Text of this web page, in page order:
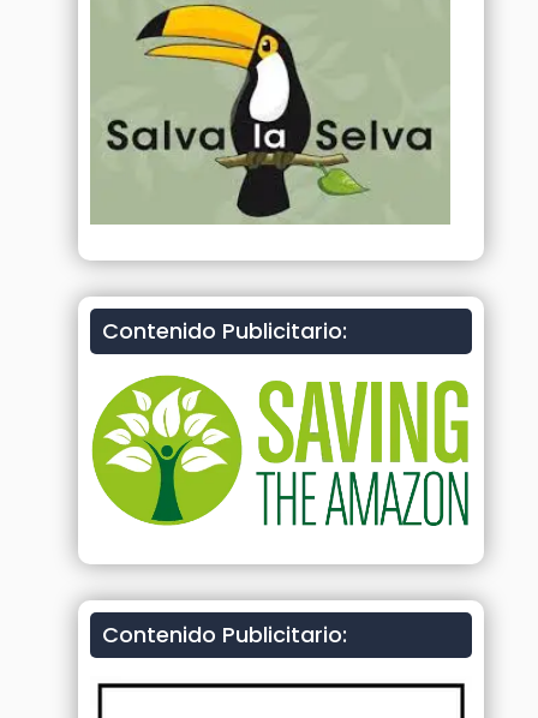
Contenido Publicitario:
Contenido Publicitario: